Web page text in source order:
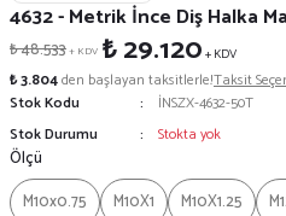
4632 - Metrik İnce Diş Halka
₺ 48.533+ KDV ₺ 29.120+ KDV
₺ 3.804den başlayan taksitlerle!Taksit
Stok Kodu
İNSZX-4632-50T
Stok Durumu
Stokta yok
Ölçü
M10x0.75
M10X1 M10X1.25